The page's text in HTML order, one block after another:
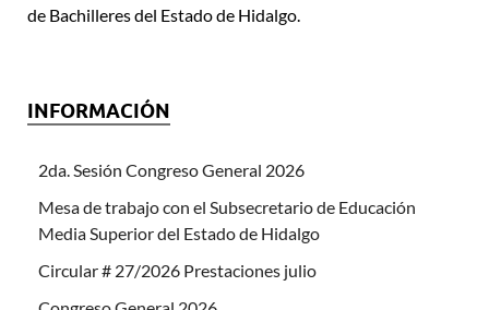
de Bachilleres del Estado de Hidalgo.
INFORMACIÓN
2da. Sesión Congreso General 2026
Mesa de trabajo con el Subsecretario de Educación
Media Superior del Estado de Hidalgo
Circular # 27/2026 Prestaciones julio